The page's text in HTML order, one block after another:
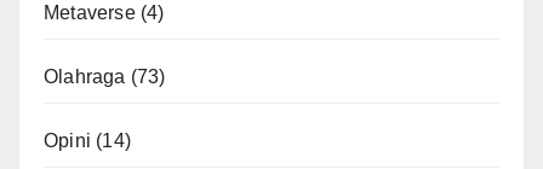
Metaverse(4)
Olahraga (73)
Opini (14)